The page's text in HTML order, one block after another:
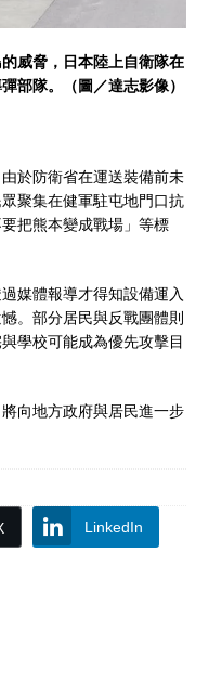
威脅，日本陸上自衛隊在
部隊。（圖／達志影像）
於防衛省在運送裝備前未
聚集在健軍駐屯地門口抗
把熊本變成戰場」等標
媒體報導才得知設備運入
。部分居民與反戰團體則
學校可能成為優先攻擊目
向地方政府與居民進一步
LinkedIn